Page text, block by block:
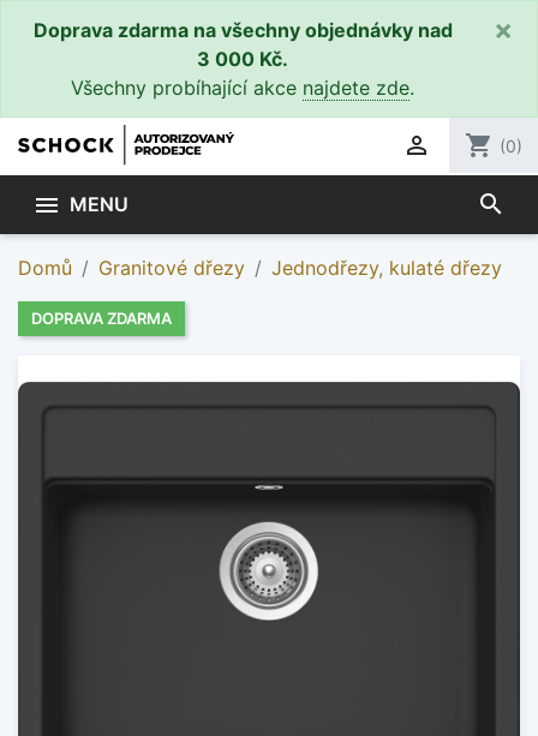
Doprava zdarma na všechny objednávky nad
3 000 Kč.
Všechny probíhající akce najdete zde.
×
 shopping_cart (0)
 MENU search
Domů Granitové dřezy Jednodřezy, kulaté dřezy
DOPRAVA ZDARMA